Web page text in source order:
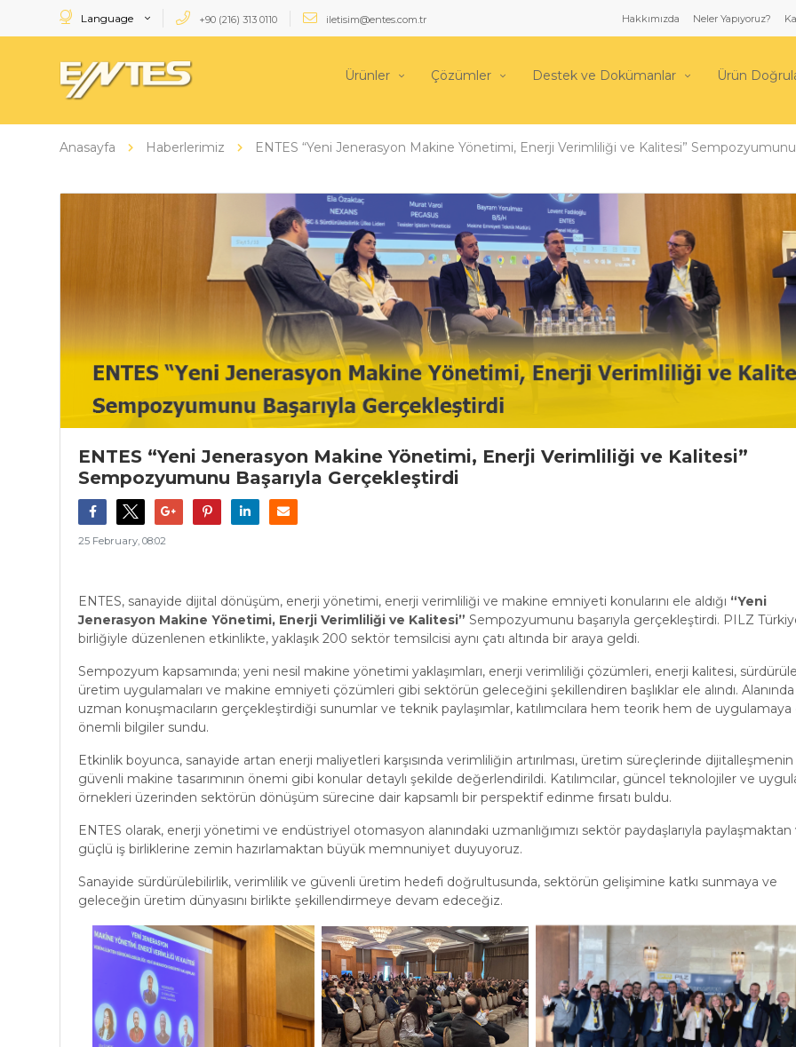
Language +90 (216) 313 0110 iletisim@entes.com.tr Hakkımızda Neler Yapıyoruz?
Ürünler Çözümler Destek ve Dokümanlar Ürün
Anasayfa Haberlerimiz ENTES “Yeni Jenerasyon Makine Yönetimi, Enerji Verimliliği ve Kalitesi”
ENTES “Yeni Jenerasyon Makine Yönetimi, Enerji Verimliliği ve Kalitesi”
Sempozyumunu Başarıyla Gerçekleştirdi
25 February, 08:02
ENTES, sanayide dijital dönüşüm, enerji yönetimi, enerji verimliliği ve makine emniyeti konularını ele aldığı “Yeni
Jenerasyon Makine Yönetimi, Enerji Verimliliği ve Kalitesi” Sempozyumunu başarıyla gerçekleştirdi. PILZ
birliğiyle düzenlenen etkinlikte, yaklaşık 200 sektör temsilcisi aynı çatı altında bir araya geldi.
Sempozyum kapsamında; yeni nesil makine yönetimi yaklaşımları, enerji verimliliği çözümleri, enerji kalitesi,
üretim uygulamaları ve makine emniyeti çözümleri gibi sektörün geleceğini şekillendiren başlıklar ele alındı. Alanında
uzman konuşmacıların gerçekleştirdiği sunumlar ve teknik paylaşımlar, katılımcılara hem teorik hem de
önemli bilgiler sundu.
Etkinlik boyunca, sanayide artan enerji maliyetleri karşısında verimliliğin artırılması, üretim süreçlerinde
güvenli makine tasarımının önemi gibi konular detaylı şekilde değerlendirildi. Katılımcılar, güncel teknolojiler ve
örnekleri üzerinden sektörün dönüşüm sürecine dair kapsamlı bir perspektif edinme fırsatı buldu.
ENTES olarak, enerji yönetimi ve endüstriyel otomasyon alanındaki uzmanlığımızı sektör paydaşlarıyla paylaşmaktan
güçlü iş birliklerine zemin hazırlamaktan büyük memnuniyet duyuyoruz.
Sanayide sürdürülebilirlik, verimlilik ve güvenli üretim hedefi doğrultusunda, sektörün gelişimine katkı sunmaya ve
geleceğin üretim dünyasını birlikte şekillendirmeye devam edeceğiz.